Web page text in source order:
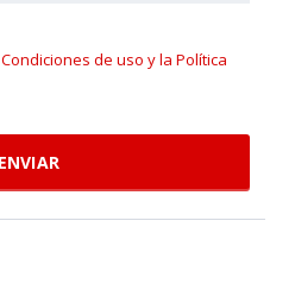
Condiciones de uso y la Política